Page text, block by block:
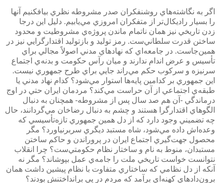
اگر به نگاشته‌هاي روشنفكران صدر مشروطه نظري بيافكنيم آنها
را بسيار راديكال‌تر از متفكران امروزي مي‌يابيم. دليل اين درجا
زدن تاريخي نيز همان ناتمام ماندن پروژه‌ي مشروطيت و محدود
ساختن قدرت سلطاني‌ست. رمز توليد و بازتوليد اقتدارگرايي نيز در
همين‌جاست. در جامعه‌اي كه نهادهاي مدني اصولاً مجالي براي
تأسيس و عرض‌ اندام ندارند و ميان رآس حكومت و بدنه‌ي اجتماع
سرنيزه و سركوب حكم مي‌راند جايي براي طرح جمهوري نيست.
اين جمهوري بر كدامين پايه‌ها استوار مي‌شود؟ كدام نهاد مدني يا
طبقه‌ي اجتماعي از آن حراست مي‌كند؟ مردمان ايران حتي در اوج
درماندگي -آن هم صد سال پس از مشروطه- همچنان به دنبال
الگوهاي اقتدارگرا هستند و چشم به دنبال رضاخان مي‌گردانند، حال
چه تضميني وجود دارد كه از دل همين جمهوري تازه‌تأسيسي كه
وعده‌اش داده مي‌شود، شاه مستبد ديگري سربرنياورد؟ مگر
محصول جهت‌گيري اجتماع ايران در پروراندن و حاكم ساختن
مستبدان، منوط به نام و ساختار نظام حكومتي‌ست؟ چرا انقلاب
نتوانست خواست تاريخي ملت را جامه‌ي عمل بپوشاند؟ مگر نه
آنكه از دل نظامي كه ساختاري متفاوت با نظام پيشين داشت همان
برون‌دادهاي كهنه‌اي برآمد كه مردم در پي برانداختنش بودند؟